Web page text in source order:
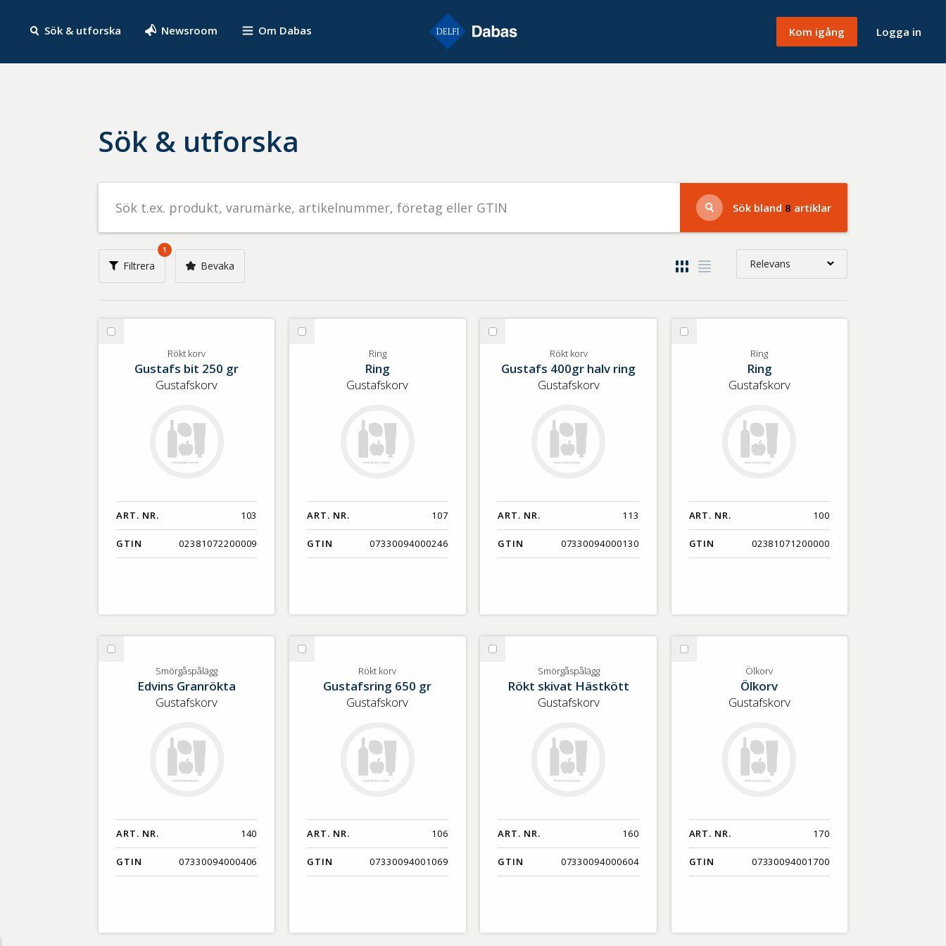
Sök & utforska Newsroom Om Dabas Kom igång Logga in
Sök & utforska
Sök
livsmedel
på
t.ex.
produkt,
varumärke,
GTIN
Sök bland 8 artiklar
Filtrera
1
Bevaka Relevans
Nyaste
Benämning A-Ö
Varumärken A-Ö
GTIN
Med bild först
Välj
Rökt korv
Gustafs bit 250 gr
Gustafskorv
ART. NR. 103
GTIN 02381072200009
Välj
Ring
Ring
Gustafskorv
ART. NR. 107
GTIN 07330094000246
Välj
korv
Rökt korv
Gustafs 400gr halv ring
Gustafskorv
ART. NR. 113
GTIN 07330094000130
Välj
Ring
Ring
Gustafskorv
ART. NR. 100
GTIN 02381071200000
Välj
Smörgåspålägg
Smörgåspålägg
Edvins Granrökta
Gustafskorv
ART. NR. 140
GTIN 07330094000406
Välj
Rökt korv
Gustafsring 650 gr
Gustafskorv
ART. NR. 106
GTIN 07330094001069
Välj
Smörgåspålägg
Smörgåspålägg
Rökt skivat Hästkött
Gustafskorv
ART. NR. 160
GTIN 07330094000604
Välj
Ölkorv
Ölkorv
Gustafskorv
ART. NR. 170
GTIN 07330094001700